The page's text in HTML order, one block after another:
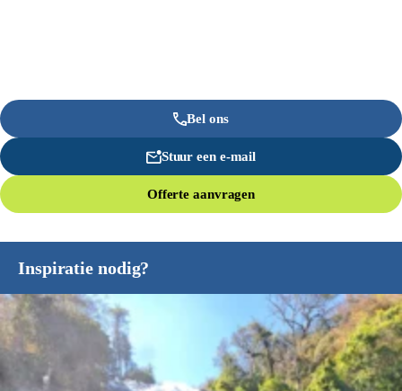
Bel ons
Stuur een e-mail
Offerte aanvragen
Inspiratie nodig?